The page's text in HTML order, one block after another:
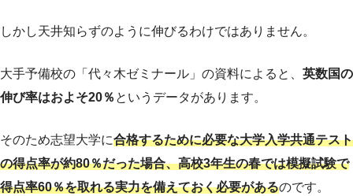
しかし天井知らずのように伸びるわけではありません。
大手予備校の「代々木ゼミナール」の資料によると、 英数国の
伸び率はおよそ20％ というデータがあります。
そのため志望大学に合格するために必要な大学入学共通テスト
の得点率が約80％だった場合、高校3年生の春では模擬試験で
得点率60％を取れる実力を備えておく必要があるのです。